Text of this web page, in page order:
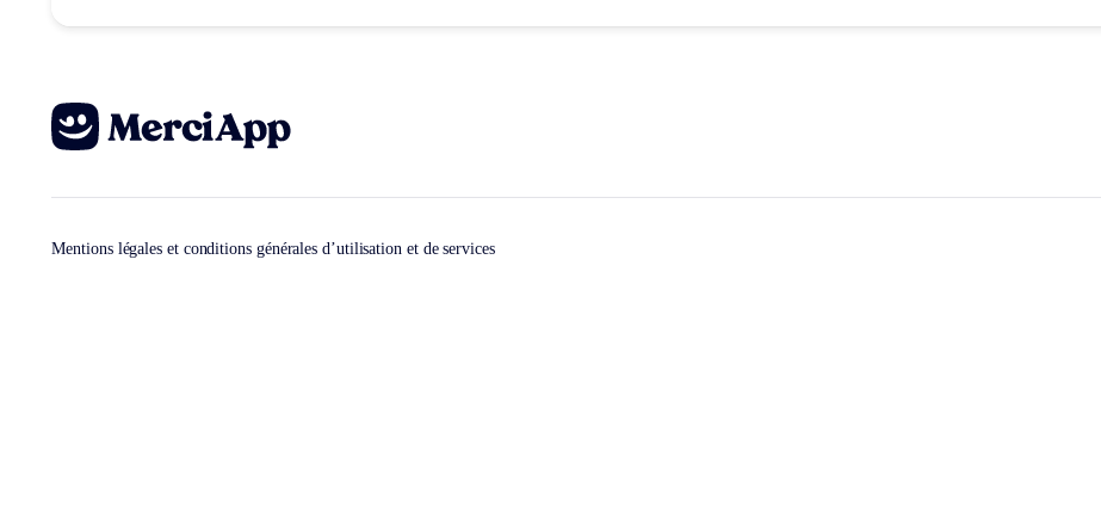
Mentions légales et conditions générales d’utilisation et de services